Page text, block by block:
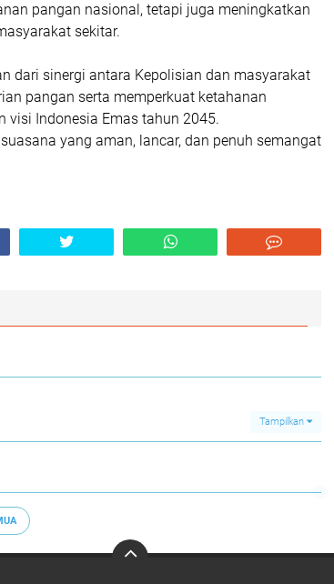
pangan nasional, tetapi juga meningkatkan
sekitar.
dari sinergi antara Kepolisian dan masyarakat
pangan serta memperkuat ketahanan
visi Indonesia Emas tahun 2045.
yang aman, lancar, dan penuh semangat
Tampilkan